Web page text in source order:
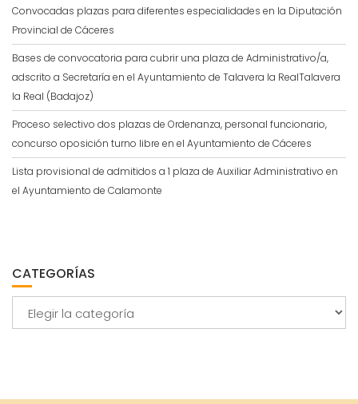
Convocadas plazas para diferentes especialidades en la Diputación
Provincial de Cáceres
Bases de convocatoria para cubrir una plaza de Administrativo/a,
adscrito a Secretaría en el Ayuntamiento de Talavera la RealTalavera
la Real (Badajoz)
Proceso selectivo dos plazas de Ordenanza, personal funcionario,
concurso oposición turno libre en el Ayuntamiento de Cáceres
Lista provisional de admitidos a 1 plaza de Auxiliar Administrativo en
el Ayuntamiento de Calamonte
CATEGORÍAS